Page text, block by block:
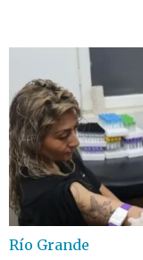
Río Grande